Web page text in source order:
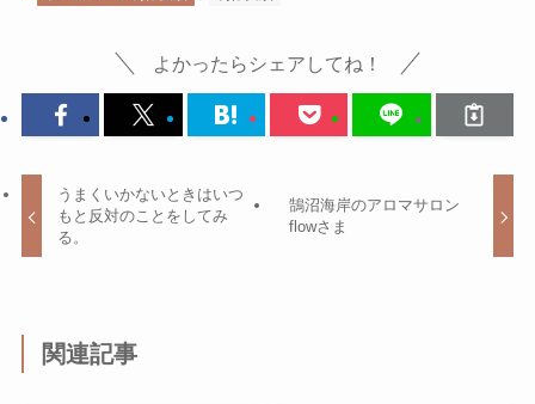
よかったらシェアしてね！
うまくいかないときはいつ
もと反対のことをしてみ
る。
鵠沼海岸のアロマサロン
flowさま
関連記事